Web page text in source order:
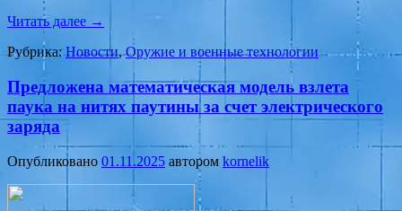
Читать далее →
Рубрика: Новости,Оружие и военные технологии
Предложена математическая модель взлета
паука на нитях паутины за счет электрического
заряда
Опубликовано 01.11.2025 автором kornelik